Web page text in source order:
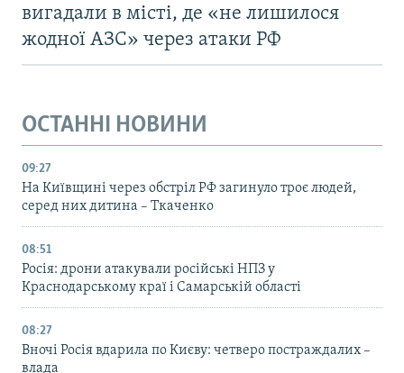
вигадали в місті, де «не лишилося
жодної АЗС» через атаки РФ
ОСТАННІ НОВИНИ
09:27
На Київщині через обстріл РФ загинуло троє людей,
серед них дитина – Ткаченко
08:51
Росія: дрони атакували російські НПЗ у
Краснодарському краї і Самарській області
08:27
Вночі Росія вдарила по Києву: четверо постраждалих –
влада